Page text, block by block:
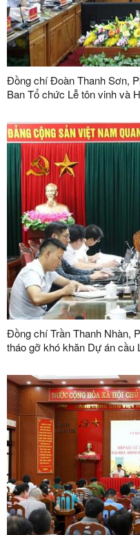
Đồng chí Đoàn Thanh Sơn,
Ban Tổ chức Lễ tôn vinh và
năm 2026
Đồng chí Trần Thanh Nhàn,
tháo gỡ khó khăn Dự án cầu